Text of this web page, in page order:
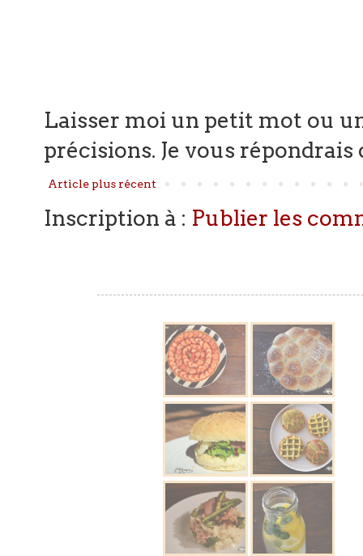
Laisser moi un petit mot ou
précisions. Je vous répondrais
Article plus récent
Inscription à : Publier les